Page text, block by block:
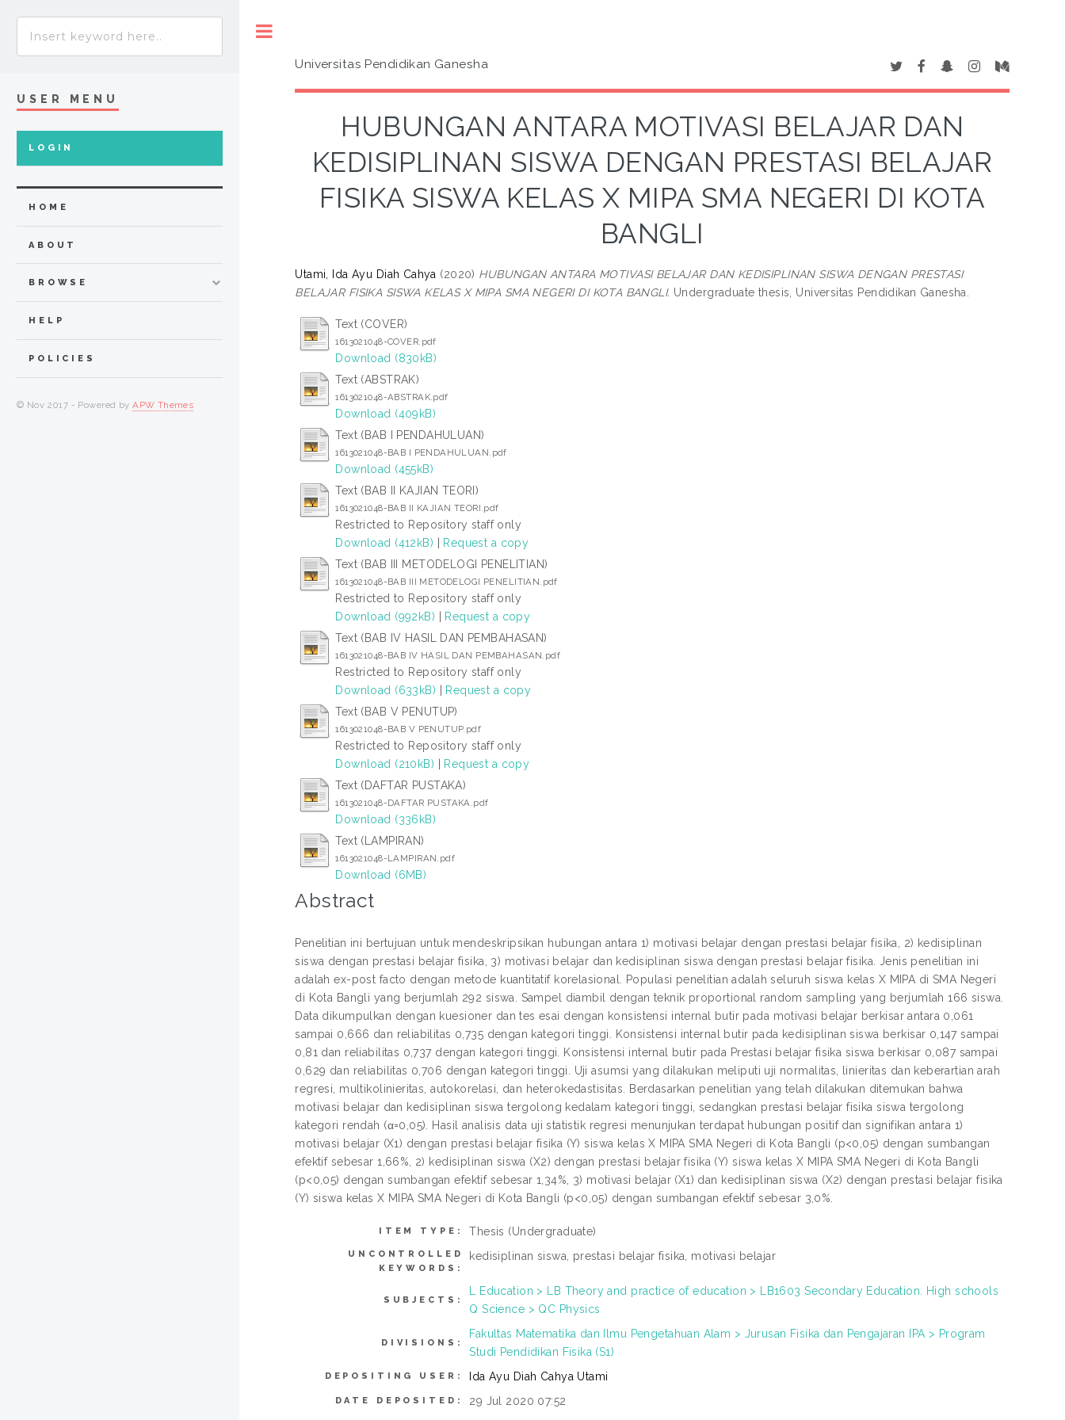
Universitas Pendidikan Ganesha
HUBUNGAN ANTARA MOTIVASI BELAJAR DAN
KEDISIPLINAN SISWA DENGAN PRESTASI BELAJAR
FISIKA SISWA KELAS X MIPA SMA NEGERI DI KOTA
BANGLI
Utami, Ida Ayu Diah Cahya (2020) HUBUNGAN ANTARA MOTIVASI BELAJAR DAN KEDISIPLINAN SISWA DENGAN PRESTASI
BELAJAR FISIKA SISWA KELAS X MIPA SMA NEGERI DI KOTA BANGLI. Undergraduate thesis, Universitas Pendidikan Ganesha.
Text (COVER)
1613021048-COVER.pdf
Download (830kB)
Text (ABSTRAK)
1613021048-ABSTRAK.pdf
Download (409kB)
Text (BAB I PENDAHULUAN)
1613021048-BAB I PENDAHULUAN.pdf
Download (455kB)
Text (BAB II KAJIAN TEORI)
1613021048-BAB II KAJIAN TEORI.pdf
Restricted to Repository staff only
Download (412kB) | Request a copy
Text (BAB III METODELOGI PENELITIAN)
1613021048-BAB III METODELOGI PENELITIAN.pdf
Restricted to Repository staff only
Download (992kB) | Request a copy
Text (BAB IV HASIL DAN PEMBAHASAN)
1613021048-BAB IV HASIL DAN PEMBAHASAN.pdf
Restricted to Repository staff only
Download (633kB) | Request a copy
Text (BAB V PENUTUP)
1613021048-BAB V PENUTUP.pdf
Restricted to Repository staff only
Download (210kB) | Request a copy
Text (DAFTAR PUSTAKA)
1613021048-DAFTAR PUSTAKA.pdf
Download (336kB)
Text (LAMPIRAN)
1613021048-LAMPIRAN.pdf
Download (6MB)
Abstract
Penelitian ini bertujuan untuk mendeskripsikan hubungan antara 1) motivasi belajar dengan prestasi belajar fisika, 2) kedisiplinan
siswa dengan prestasi belajar fisika, 3) motivasi belajar dan kedisiplinan siswa dengan prestasi belajar fisika. Jenis penelitian ini
adalah ex-post facto dengan metode kuantitatif korelasional. Populasi penelitian adalah seluruh siswa kelas X MIPA di SMA Negeri
di Kota Bangli yang berjumlah 292 siswa. Sampel diambil dengan teknik proportional random sampling yang berjumlah 166 siswa.
Data dikumpulkan dengan kuesioner dan tes esai dengan konsistensi internal butir pada motivasi belajar berkisar antara 0,061
sampai 0,666 dan reliabilitas 0,735 dengan kategori tinggi. Konsistensi internal butir pada kedisiplinan siswa berkisar 0,147 sampai
0,81 dan reliabilitas 0,737 dengan kategori tinggi. Konsistensi internal butir pada Prestasi belajar fisika siswa berkisar 0,087 sampai
0,629 dan reliabilitas 0,706 dengan kategori tinggi. Uji asumsi yang dilakukan meliputi uji normalitas, linieritas dan keberartian arah
regresi, multikolinieritas, autokorelasi, dan heterokedastisitas. Berdasarkan penelitian yang telah dilakukan ditemukan bahwa
motivasi belajar dan kedisiplinan siswa tergolong kedalam kategori tinggi, sedangkan prestasi belajar fisika siswa tergolong
kategori rendah (α=0,05). Hasil analisis data uji statistik regresi menunjukan terdapat hubungan positif dan signifikan antara 1)
motivasi belajar (X1) dengan prestasi belajar fisika (Y) siswa kelas X MIPA SMA Negeri di Kota Bangli (p<0,05) dengan sumbangan
efektif sebesar 1,66%, 2) kedisiplinan siswa (X2) dengan prestasi belajar fisika (Y) siswa kelas X MIPA SMA Negeri di Kota Bangli
(p<0,05) dengan sumbangan efektif sebesar 1,34%, 3) motivasi belajar (X1) dan kedisiplinan siswa (X2) dengan prestasi belajar fisika
(Y) siswa kelas X MIPA SMA Negeri di Kota Bangli (p<0,05) dengan sumbangan efektif sebesar 3,0%.
ITEM TYPE: Thesis (Undergraduate)
UNCONTROLLED
KEYWORDS:
kedisiplinan siswa, prestasi belajar fisika, motivasi belajar
SUBJECTS:
L Education > LB Theory and practice of education > LB1603 Secondary Education. High schools
Q Science > QC Physics
DIVISIONS:
Fakultas Matematika dan Ilmu Pengetahuan Alam > Jurusan Fisika dan Pengajaran IPA > Program
Studi Pendidikan Fisika (S1)
DEPOSITING USER: Ida Ayu Diah Cahya Utami
DATE DEPOSITED:
29 Jul 2020 07:52
USER MENU
LOGIN
HOME
ABOUT
BROWSE
HELP
POLICIES
© Nov 2017 - Powered byAPW Themes